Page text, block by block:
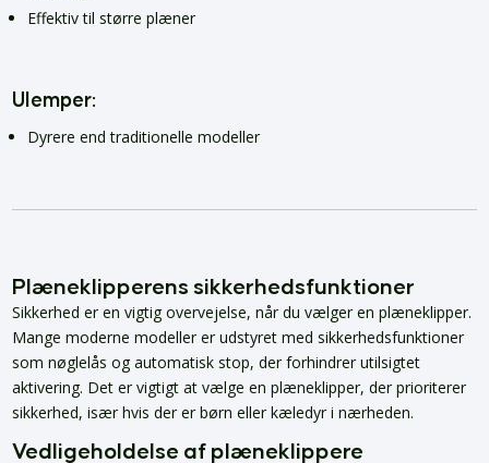
Effektiv til større plæner
Ulemper:
Dyrere end traditionelle modeller
Plæneklipperens sikkerhedsfunktioner
Sikkerhed er en vigtig overvejelse, når du vælger en plæneklipper.
Mange moderne modeller er udstyret med sikkerhedsfunktioner
som nøglelås og automatisk stop, der forhindrer utilsigtet
aktivering. Det er vigtigt at vælge en plæneklipper, der prioriterer
sikkerhed, især hvis der er børn eller kæledyr i nærheden.
Vedligeholdelse af plæneklippere